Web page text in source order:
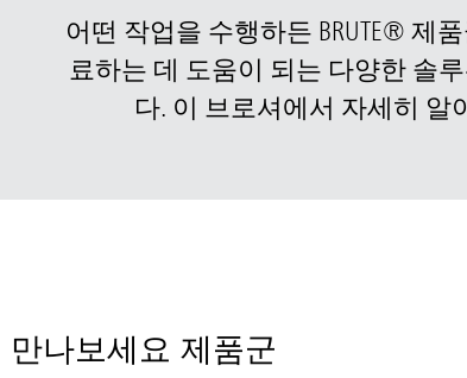
어떤 작업을 수행하든 BRUTE® 제
료하는 데 도움이 되는 다양한 솔
다. 이 브로셔에서 자세히 알
만나보세요 제품군